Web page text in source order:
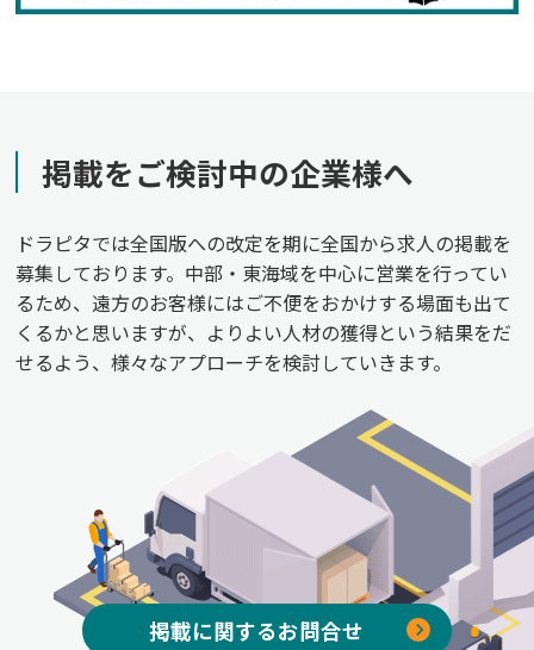
掲載をご検討中の企業様へ
ドラピタでは全国版への改定を期に全国から求人の掲載を
募集しております。中部・東海域を中心に営業を行ってい
るため、遠方のお客様にはご不便をおかけする場面も出て
くるかと思いますが、よりよい人材の獲得という結果をだ
せるよう、様々なアプローチを検討していきます。
掲載に関するお問合せ